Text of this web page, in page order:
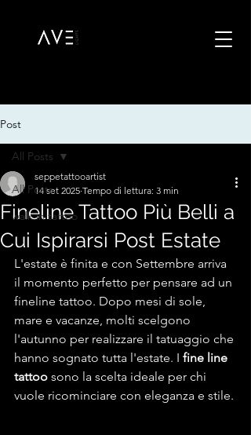
Post
All Posts
walk in tattoo
All Posts
Fineline Tattoo Più Belli a
Cui Ispirarsi Post Estate
seppetattooartist
14 set 2025 Tempo di lettura: 3 min
L'estate è finita e con Settembre arriva
il momento perfetto per pensare ad un
fineline tattoo. Dopo mesi di sole,
mare e vacanze, molti scelgono
l'autunno per realizzare il tatuaggio che
hanno sognato tutta l'estate. I fine line
tattoo sono la scelta ideale per chi
vuole ricominciare con eleganza e stile.